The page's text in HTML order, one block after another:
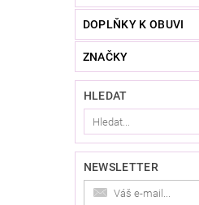
DOPLŇKY K OBUVI
ZNAČKY
HLEDAT
NEWSLETTER